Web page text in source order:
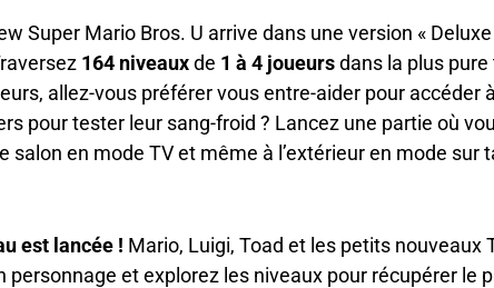
Super Mario Bros. U arrive dans une version «
164 niveauxde 1 à 4 joueursdans la plus pure
allez-vous préférer vous entre-aider pour accéder
pour tester leur sang-froid ? Lancez une partie où
salon en mode TV et même à l’extérieur en mode sur
est lancée ! Mario, Luigi, Toad et les petits nouveaux
personnage et explorez les niveaux pour récupérer le